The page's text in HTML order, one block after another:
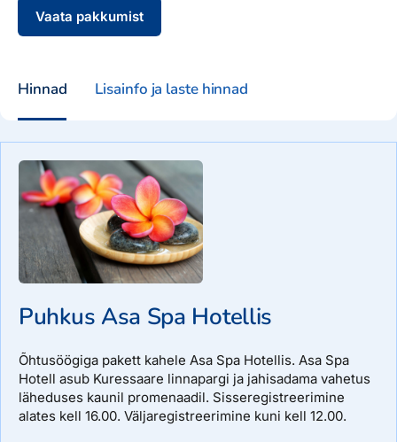
Vaata pakkumist
Hinnad Lisainfo ja laste hinnad
Puhkus Asa Spa Hotellis
Õhtusöögiga pakett kahele Asa Spa Hotellis. Asa Spa
Hotell asub Kuressaare linnapargi ja jahisadama vahetus
läheduses kaunil promenaadil. Sisseregistreerimine
alates kell 16.00. Väljaregistreerimine kuni kell 12.00.